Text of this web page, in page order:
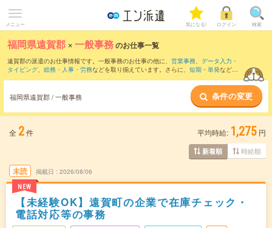
メニュー 気になる! ログイン 検索
福岡県遠賀郡 ×一般事務のお仕事一覧
遠賀郡の派遣のお仕事情報です。一般事務のお仕事の他に、 営業事務、 データ入力・
タイピング、 総務・人事・労務などを取り揃えています。さらに、 短期 ・ 単発などの
福岡県遠賀郡 / 一般事務 条件の変更
全 2件 平均時給: 1,275 円
新着順 時給順
未読
NEW
掲載日 2026/08/06
【未経験OK】遠賀町の企業で在庫チェック・
電話対応等の事務